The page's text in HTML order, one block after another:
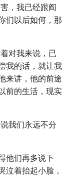
，我已经跟阎
们以后如何，那
对我来说，已
我的话，就让我
来讲，他的前途
前的生活，现实
我们永远不分
他们再多说下
泣着抬起小脸，